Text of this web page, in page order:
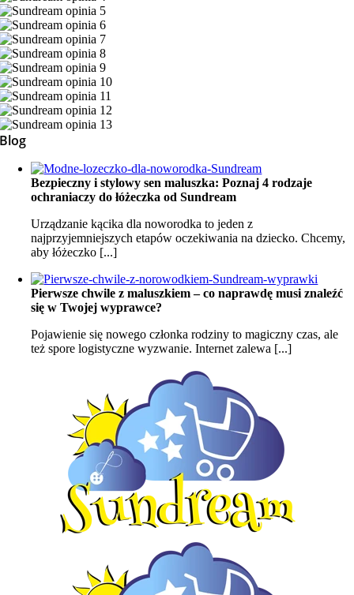
Blog
Bezpieczny i stylowy sen maluszka: Poznaj 4 rodzaje
ochraniaczy do łóżeczka od Sundream
Urządzanie kącika dla noworodka to jeden z
najprzyjemniejszych etapów oczekiwania na dziecko. Chcemy,
aby łóżeczko [...]
Pierwsze chwile z maluszkiem – co naprawdę musi znaleźć
się w Twojej wyprawce?
Pojawienie się nowego członka rodziny to magiczny czas, ale
też spore logistyczne wyzwanie. Internet zalewa [...]